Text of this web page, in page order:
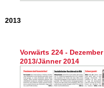
2013
Vorwärts 224 - Dezember
2013/Jänner 2014